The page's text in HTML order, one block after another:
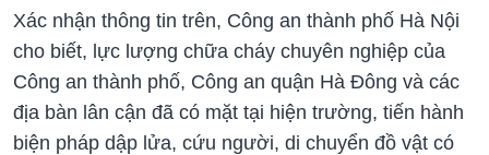
Xác nhận thông tin trên, Công an thành phố Hà Nội
cho biết, lực lượng chữa cháy chuyên nghiệp của
Công an thành phố, Công an quận Hà Đông và các
địa bàn lân cận đã có mặt tại hiện trường, tiến hành
biện pháp dập lửa, cứu người, di chuyển đồ vật có